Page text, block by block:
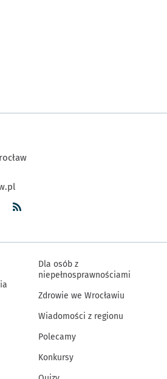
Dla osób z
niepełnosprawnościami
Zdrowie we Wrocławiu
Wiadomości z regionu
Polecamy
Konkursy